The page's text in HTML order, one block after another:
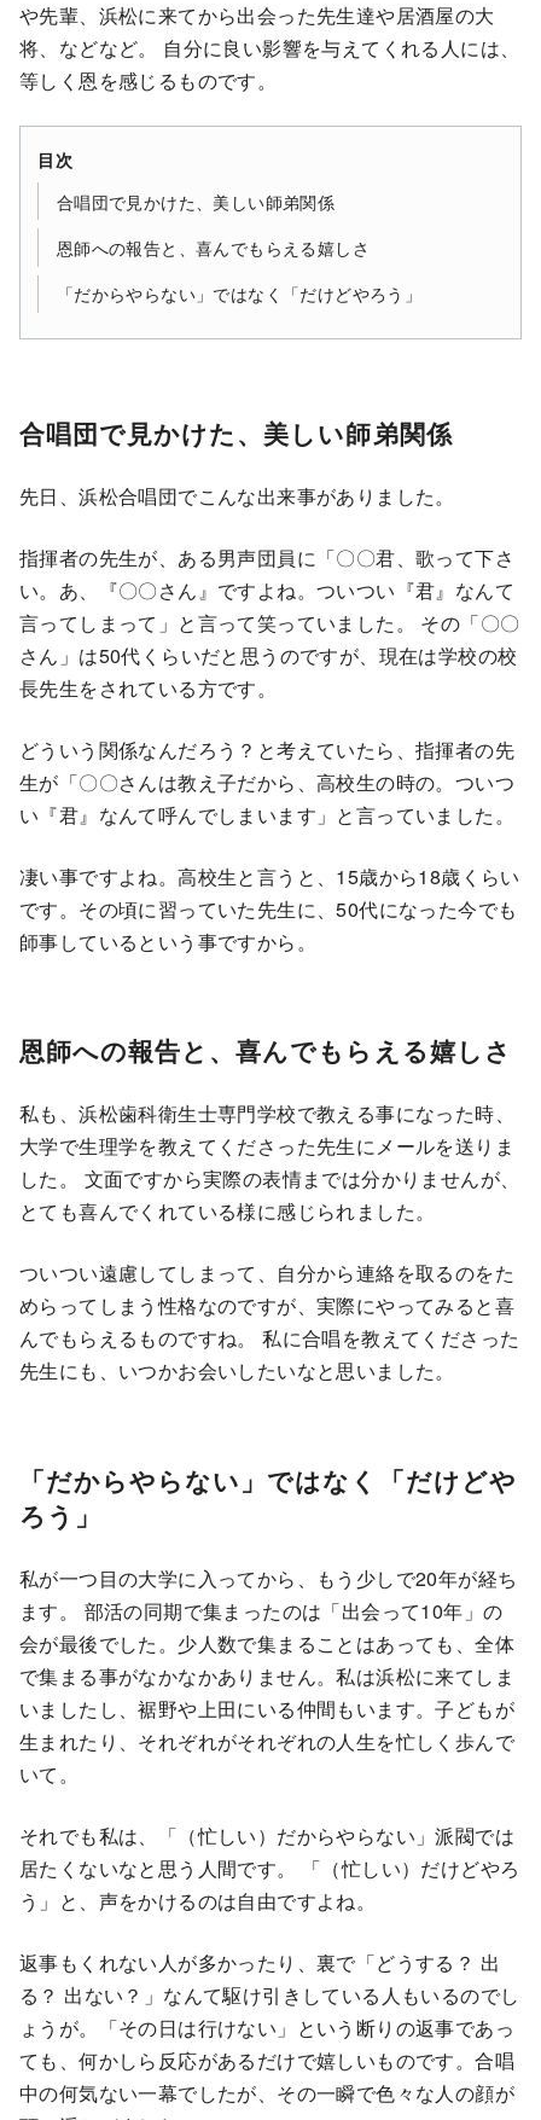
や先輩、浜松に来てから出会った先生達や居酒屋の大
将、などなど。 自分に良い影響を与えてくれる人には、
等しく恩を感じるものです。
目次
合唱団で見かけた、美しい師弟関係
恩師への報告と、喜んでもらえる嬉しさ
「だからやらない」ではなく「だけどやろう」
合唱団で見かけた、美しい師弟関係
先日、浜松合唱団でこんな出来事がありました。
指揮者の先生が、ある男声団員に「〇〇君、歌って下さ
い。あ、『〇〇さん』ですよね。ついつい『君』なんて
言ってしまって」と言って笑っていました。 その「〇〇
さん」は50代くらいだと思うのですが、現在は学校の校
長先生をされている方です。
どういう関係なんだろう？と考えていたら、指揮者の先
生が「〇〇さんは教え子だから、高校生の時の。ついつ
い『君』なんて呼んでしまいます」と言っていました。
凄い事ですよね。高校生と言うと、15歳から18歳くらい
です。その頃に習っていた先生に、50代になった今でも
師事しているという事ですから。
恩師への報告と、喜んでもらえる嬉しさ
私も、浜松歯科衛生士専門学校で教える事になった時、
大学で生理学を教えてくださった先生にメールを送りま
した。 文面ですから実際の表情までは分かりませんが、
とても喜んでくれている様に感じられました。
ついつい遠慮してしまって、自分から連絡を取るのをた
めらってしまう性格なのですが、実際にやってみると喜
んでもらえるものですね。 私に合唱を教えてくださった
先生にも、いつかお会いしたいなと思いました。
「だからやらない」ではなく「だけどや
ろう」
私が一つ目の大学に入ってから、もう少しで20年が経ち
ます。 部活の同期で集まったのは「出会って10年」の
会が最後でした。少人数で集まることはあっても、全体
で集まる事がなかなかありません。私は浜松に来てしま
いましたし、裾野や上田にいる仲間もいます。子どもが
生まれたり、それぞれがそれぞれの人生を忙しく歩んで
いて。
それでも私は、「（忙しい）だからやらない」派閥では
居たくないなと思う人間です。 「（忙しい）だけどやろ
う」と、声をかけるのは自由ですよね。
返事もくれない人が多かったり、裏で「どうする？ 出
る？ 出ない？」なんて駆け引きしている人もいるのでし
ょうが。「その日は行けない」という断りの返事であっ
ても、何かしら反応があるだけで嬉しいものです。合唱
中の何気ない一幕でしたが、その一瞬で色々な人の顔が